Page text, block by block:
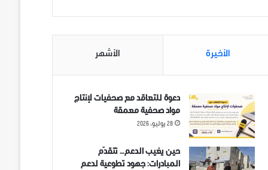
الأخيرة الأشهر
دعوة للتعاقد مع صحفيات لإنتاج
مواد صحفية معمقة
28 يوليو، 2026
حين يغيب الدعم… تتقدّم
المبادرات: جهود تطوعية لدعم